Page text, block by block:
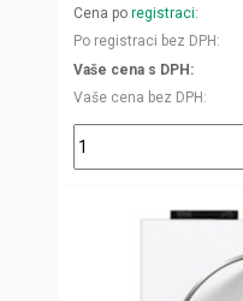
Cena po registraci
Po registraci bez DPH
Vaše cena s DPH
Vaše cena bez DPH